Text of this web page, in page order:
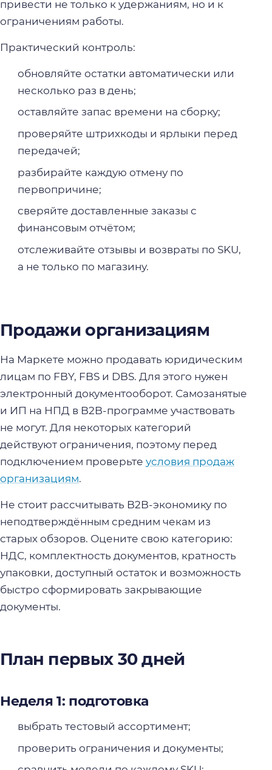
привести не только к удержаниям, но и к
ограничениям работы.
Практический контроль:
обновляйте остатки автоматически или
несколько раз в день;
оставляйте запас времени на сборку;
проверяйте штрихкоды и ярлыки перед
передачей;
разбирайте каждую отмену по
первопричине;
сверяйте доставленные заказы с
финансовым отчётом;
отслеживайте отзывы и возвраты по SKU,
а не только по магазину.
Продажи организациям
На Маркете можно продавать юридическим
лицам по FBY, FBS и DBS. Для этого нужен
электронный документооборот. Самозанятые
и ИП на НПД в B2B-программе участвовать
не могут. Для некоторых категорий
действуют ограничения, поэтому перед
подключением проверьте условия продаж
организациям.
Не стоит рассчитывать B2B-экономику по
неподтверждённым средним чекам из
старых обзоров. Оцените свою категорию:
НДС, комплектность документов, кратность
упаковки, доступный остаток и возможность
быстро сформировать закрывающие
документы.
План первых 30 дней
Неделя 1: подготовка
выбрать тестовый ассортимент;
проверить ограничения и документы;